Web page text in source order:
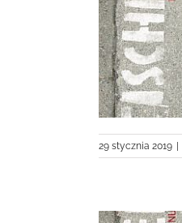
29 stycznia 2019